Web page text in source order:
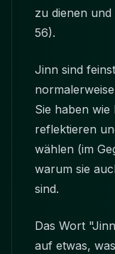
zu dienen
56).
Jinn sind
Sie haben wie
reflektieren
wählen (im
warum sie
sind.
Das Wort
auf etwas,